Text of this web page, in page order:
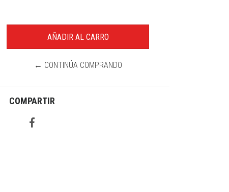
← CONTINÚA COMPRANDO
COMPARTIR